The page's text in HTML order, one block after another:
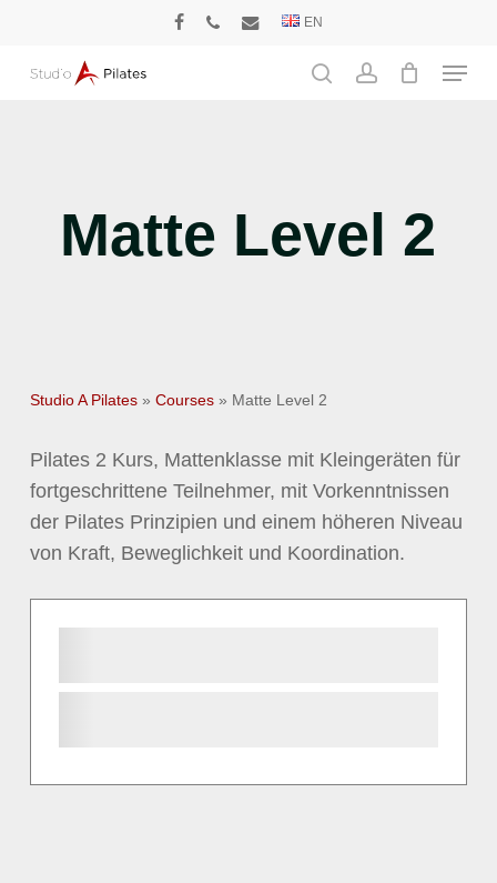
main
EN
Menu
Matte Level 2
Studio A Pilates» Courses» Matte Level 2
Pilates 2 Kurs, Mattenklasse mit Kleingeräten für
fortgeschrittene Teilnehmer, mit Vorkenntnissen
der Pilates Prinzipien und einem höheren Niveau
von Kraft, Beweglichkeit und Koordination.